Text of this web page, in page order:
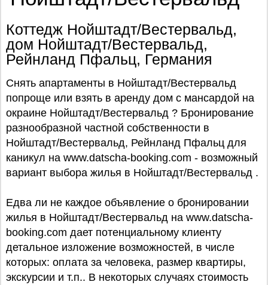
Коттедж Нойштадт/Вестервальд,
дом Нойштадт/Вестервальд,
Рейнланд Пфальц, Германия
Снять апартаменты в Нойштадт/Вестервальд
попроще или взять в аренду дом с мансардой на
окраине Нойштадт/Вестервальд ? Бронирование
разнообразной частной собственности в
Нойштадт/Вестервальд, Рейнланд Пфальц для
каникул на www.datscha-booking.com - возможный
вариант выбора жилья в Нойштадт/Вестервальд .
Едва ли не каждое объявление о бронировании
жилья в Нойштадт/Вестервальд на www.datscha-
booking.com дает потенциальному клиенту
детальное изложение возможностей, в числе
которых: оплата за человека, размер квартиры,
экскурсии и т.п.. В некоторых случаях стоимость